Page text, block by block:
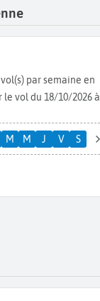
par semaine en
vol du 18/10/2026 à
M M J V S